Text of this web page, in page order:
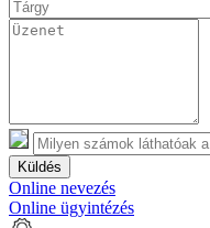
Küldés
Online nevezés
Online ügyintézés